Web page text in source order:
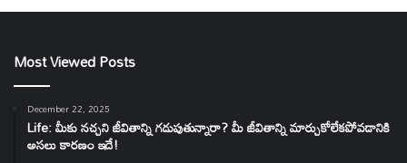
Most Viewed Posts
December 22, 2025
Life: మీకు నచ్చని జీవితాన్ని గడుపుతున్నారా? మీ జీవితాన్ని మార్చుకోలేకపోవడానికి
అసలు కారణం ఇదే!